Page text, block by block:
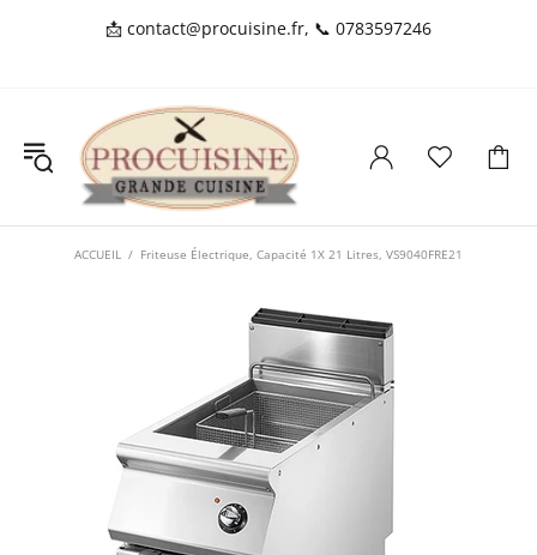
📩 contact@procuisine.fr, 📞 0783597246
ACCUEIL Friteuse Électrique, Capacité 1X 21 Litres, VS9040FRE21